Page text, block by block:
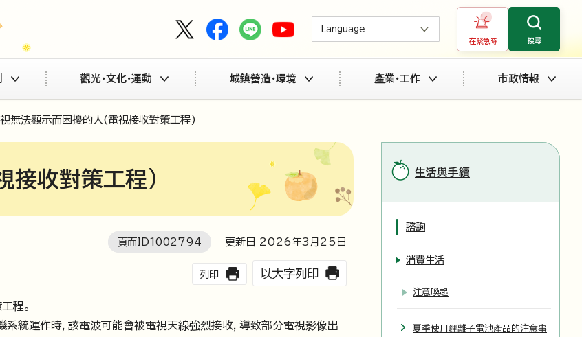
Language
在緊急時 搜尋
觀光・文化・運動 城鎮營造・環境 產業・工作 市政情報
無法顯示而困擾的人(電視接收對策工程)
接收對策工程)
頁面ID1002794 更新日 2026年3月 25 日
列印 以大字列印
程。
統運作時，該電波可能會被電視天線強烈接收，導致部分電視影像出
生活與手續
諮詢
消費生活
注意喚起
夏季使用鋰離子電池產品的注意事